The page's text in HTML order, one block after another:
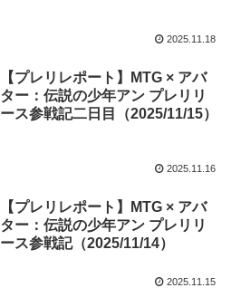
2025.11.18
【プレリレポート】MTG × アバ
ター：伝説の少年アン プレリリ
ース参戦記二日目（2025/11/15）
2025.11.16
【プレリレポート】MTG × アバ
ター：伝説の少年アン プレリリ
ース参戦記（2025/11/14）
2025.11.15